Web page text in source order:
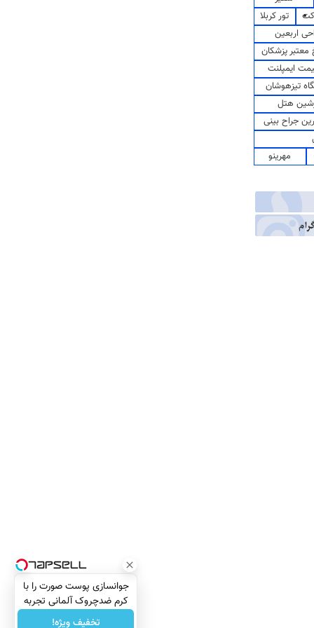
تور کربلا
اربعین
پزشکان
ایمپلنت
تیزهوشان
هتل
جراح بینی
مهرینو
جوانسازی پوست صورت را با
کرم ضدچروک آلمانی تجربه
کنید!
تخفیف ویژه!